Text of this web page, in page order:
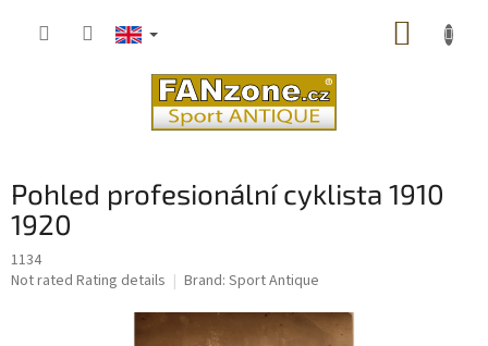
Pohled profesionální cyklista 1910
1920
1134
The
Not rated Rating details Brand: Sport Antique